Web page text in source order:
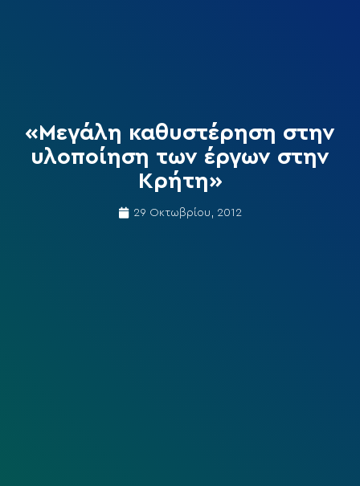
«Μεγάλη καθυστέρηση στην
υλοποίηση των έργων στην
Κρήτη»
29 Οκτωβρίου, 2012